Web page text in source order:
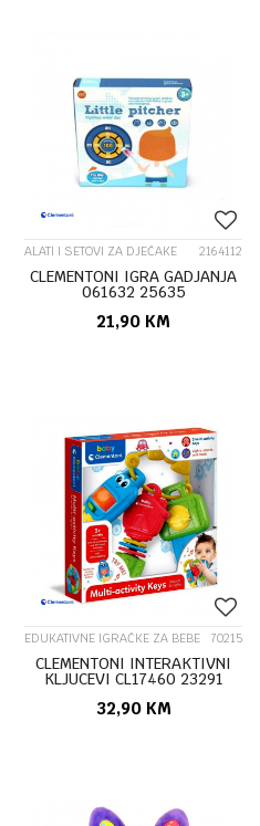
ALATI I SETOVI ZA DJEČAKE 2164112
CLEMENTONI IGRA GADJANJA
061632 25635
21,90 KM
EDUKATIVNE IGRAČKE ZA BEBE 70215
CLEMENTONI INTERAKTIVNI
KLJUCEVI CL17460 23291
32,90 KM